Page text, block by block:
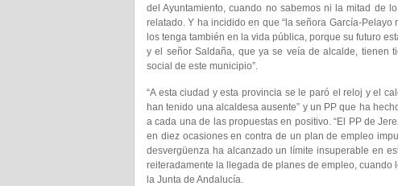
del Ayuntamiento, cuando no sabemos ni la mitad de
relatado. Y ha incidido en que “la señora García-
los tenga también en la vida pública, porque su futuro
y el señor Saldaña, que ya se veía de alcalde, tienen
social de este municipio”.
“A esta ciudad y esta provincia se le paró el reloj y el
han tenido una alcaldesa ausente” y un PP que ha
a cada una de las propuestas en positivo. “El PP de
en diez ocasiones en contra de un plan de empleo
desvergüenza ha alcanzado un límite insuperable en
reiteradamente la llegada de planes de empleo,
la Junta de Andalucía.